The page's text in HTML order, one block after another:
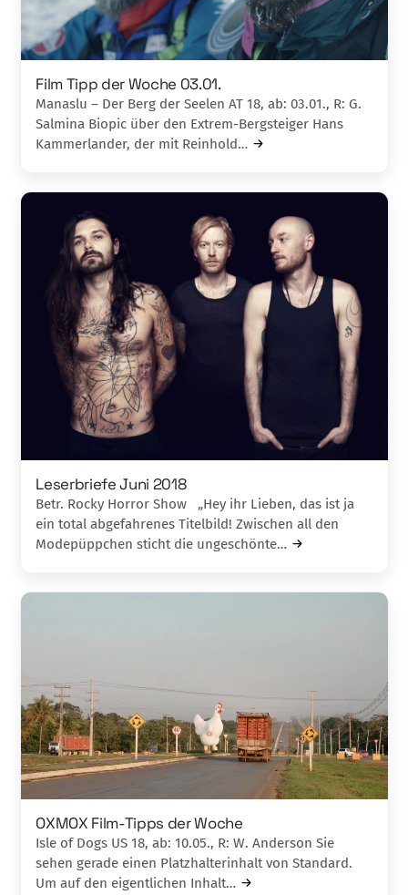
Film Tipp der Woche 03.01.
Manaslu – Der Berg der Seelen AT 18, ab: 03.01., R: G.
Salmina Biopic über den Extrem-Bergsteiger Hans
Kammerlander, der mit Reinhold…
Leserbriefe Juni 2018
Betr. Rocky Horror Show „Hey ihr Lieben, das ist ja
ein total abge­fahr­enes Titelbild! Zwischen all den
Mode­püpp­chen sticht die ungeschönte…
OXMOX Film-Tipps der Woche
Isle of Dogs US 18, ab: 10.05., R: W. Anderson Sie
sehen gerade einen Platzhalterinhalt von Standard.
Um auf den eigentlichen Inhalt…